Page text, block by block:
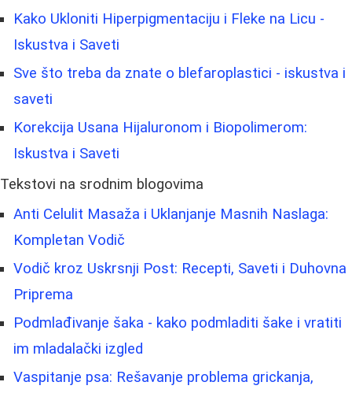
Kako Ukloniti Hiperpigmentaciju i Fleke na Licu -
Iskustva i Saveti
Sve što treba da znate o blefaroplastici - iskustva i
saveti
Korekcija Usana Hijaluronom i Biopolimerom:
Iskustva i Saveti
Tekstovi na srodnim blogovima
Anti Celulit Masaža i Uklanjanje Masnih Naslaga:
Kompletan Vodič
Vodič kroz Uskrsnji Post: Recepti, Saveti i Duhovna
Priprema
Podmlađivanje šaka - kako podmladiti šake i vratiti
im mladalački izgled
Vaspitanje psa: Rešavanje problema grickanja,